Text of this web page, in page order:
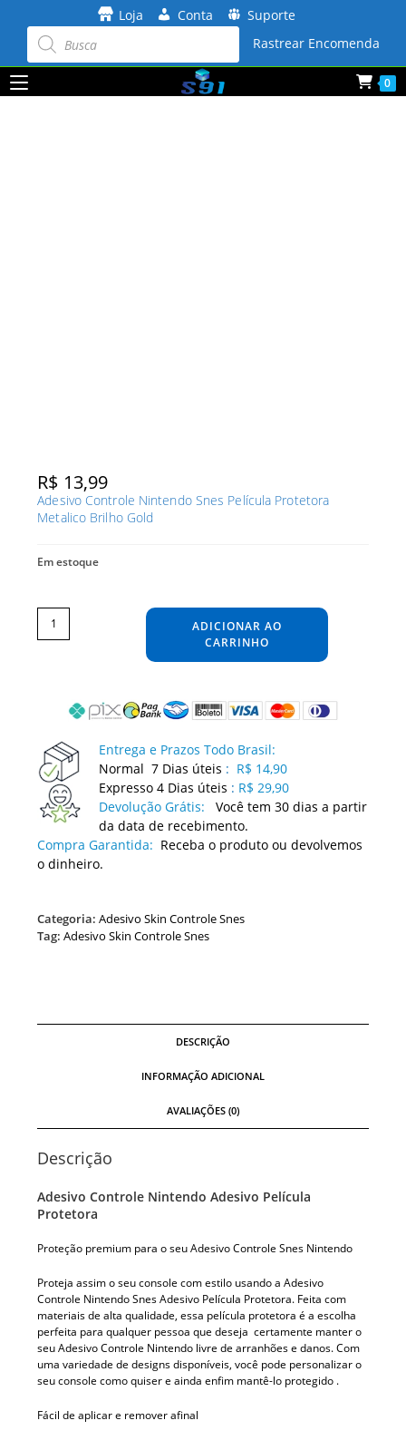
conteúdo
Loja Conta Suporte
Pesquisar
produtos Rastrear Encomenda
0
R$ 13,99
Adesivo Controle Nintendo Snes Película Protetora
Metalico Brilho Gold
Em estoque
Adesivo
Controle
Nintendo
Snes
Protetora
ADICIONAR AO
CARRINHO
Entrega e Prazos Todo Brasil:
Normal 7 Dias úteis : R$ 14,90
Expresso 4 Dias úteis : R$ 29,90
Devolução Grátis:
Você tem 30 dias a partir
da data de recebimento.
Compra Garantida: Receba o produto ou devolvemos
o dinheiro.
Categoria:Adesivo Skin Controle Snes
Tag:Adesivo Skin Controle Snes
DESCRIÇÃO
INFORMAÇÃO ADICIONAL
AVALIAÇÕES (0)
Descrição
Adesivo Controle Nintendo Adesivo Película
Protetora
Proteção premium para o seu Adesivo Controle Snes Nintendo
Proteja assim o seu console com estilo usando a Adesivo
Controle Nintendo Snes Adesivo Película Protetora. Feita com
materiais de alta qualidade, essa película protetora é a escolha
perfeita para qualquer pessoa que deseja certamente manter o
seu Adesivo Controle Nintendo livre de arranhões e danos. Com
uma variedade de designs disponíveis, você pode personalizar o
seu console como quiser e ainda enfim mantê-lo protegido .
Fácil de aplicar e remover afinal